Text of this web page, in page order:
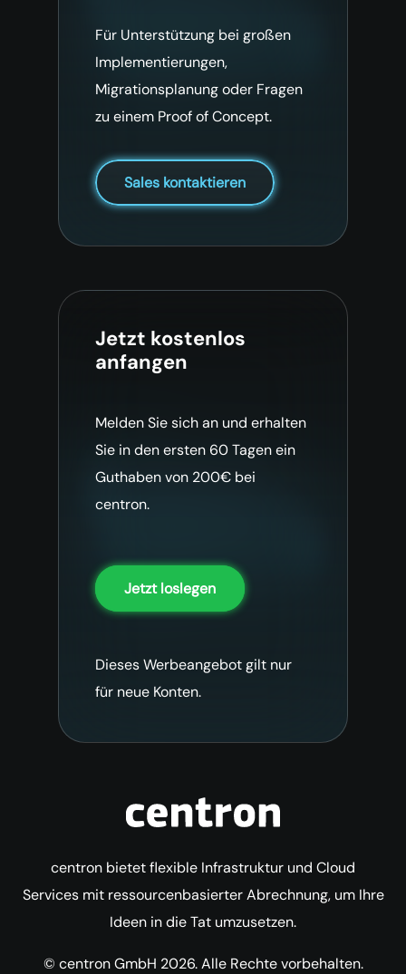
Für Unterstützung bei großen
Implementierungen,
Migrationsplanung oder Fragen
zu einem Proof of Concept.
Sales kontaktieren
Jetzt kostenlos
anfangen
Melden Sie sich an und erhalten
Sie in den ersten 60 Tagen ein
Guthaben von 200€ bei
centron.
Jetzt loslegen
Dieses Werbeangebot gilt nur
für neue Konten.
centron bietet flexible Infrastruktur und Cloud
Services mit ressourcenbasierter Abrechnung, um Ihre
Ideen in die Tat umzusetzen.
© centron GmbH 2026. Alle Rechte vorbehalten.